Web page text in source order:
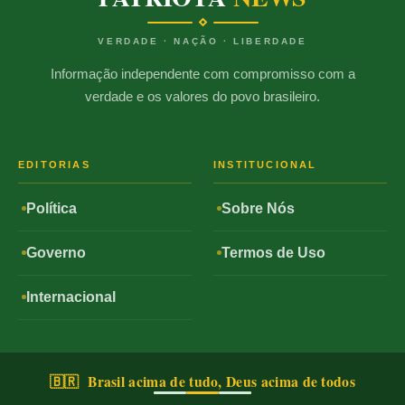
VERDADE · NAÇÃO · LIBERDADE
Informação independente com compromisso com a
verdade e os valores do povo brasileiro.
EDITORIAS
Política
Governo
Internacional
INSTITUCIONAL
Sobre Nós
Termos de Uso
🇧🇷 Brasil acima de tudo, Deus acima de todos